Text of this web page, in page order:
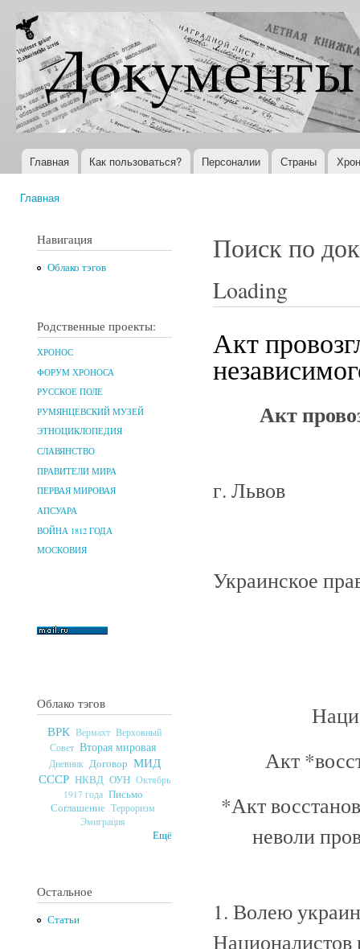
Документы
XX века
Всемирная
история в
Интернете
Главное меню
Главная Как пользоваться? Персоналии Страны
Главная
Навигация
Облако тэгов
Родственные проекты:
ХРОНОС
ФОРУМ ХРОНОСА
РУССКОЕ ПОЛЕ
РУМЯНЦЕВСКИЙ МУЗЕЙ
ЭТНОЦИКЛОПЕДИЯ
СЛАВЯНСТВО
ПРАВИТЕЛИ МИРА
ПЕРВАЯ МИРОВАЯ
АПСУАРА
ВОЙНА 1812 ГОДА
МОСКОВИЯ
Облако тэгов
ВРК Вермахт Верховный
Совет Вторая мировая
Дневник Договор МИД
СССР НКВД ОУН Октябрь
1917 года Письмо
Соглашение Терроризм
Эмиграция
Ещё
Остальное
Статьи
Поиск по
Loading
Акт
Акт
г. Львов
Украинское
Акт
*Акт
неволи
1. Волею
Националистов